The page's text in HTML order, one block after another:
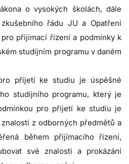
o vysokých školách, dále
řádu JU a Opatření
přijímací řízení a podmínky k
studijním programu v daném
přijetí ke studiu je úspěšné
studijního programu, který je
pro přijetí ke studiu je
z odborných předmětů a
během přijímacího řízení,
své znalosti a prokázání